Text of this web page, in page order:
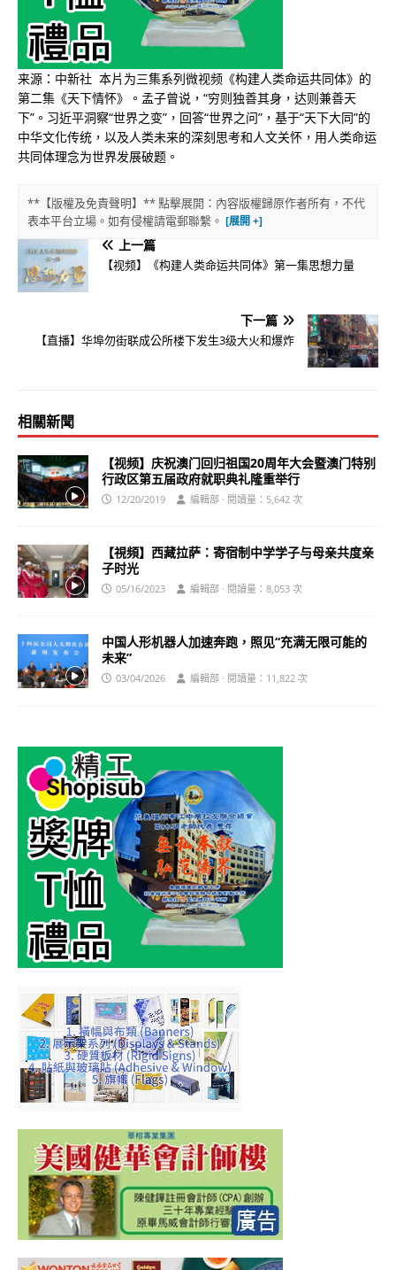
来源：中新社 本片为三集系列微视频《构建人类命运共同体》的
第二集《天下情怀》。孟子曾说，“穷则独善其身，达则兼善天
下”。习近平洞察“世界之变”，回答“世界之问”，基于“天下大同”的
中华文化传统，以及人类未来的深刻思考和人文关怀，用人类命运
共同体理念为世界发展破题。
**【版權及免責聲明】** 點擊展開：內容版權歸原作者所有，不代
表本平台立場。如有侵權請電郵聯繫。
上一篇
【视频】《构建人类命运共同体》第一集思想力量
下一篇
【直播】华埠勿街联成公所楼下发生3级大火和爆炸
相關新聞
【视频】庆祝澳门回归祖国20周年大会暨澳门特别
行政区第五届政府就职典礼隆重举行
12/20/2019 編輯部 · 閱讀量：5,642 次
【視頻】西藏拉萨：寄宿制中学学子与母亲共度亲
子时光
05/16/2023 編輯部 · 閱讀量：8,053 次
中国人形机器人加速奔跑，照见“充满无限可能的
未来”
03/04/2026 編輯部 · 閱讀量：11,822 次